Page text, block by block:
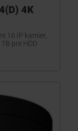
4K
16 IP kamier,
pre HDD